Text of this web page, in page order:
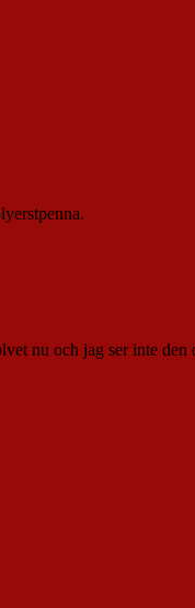
nu och jag ser inte den